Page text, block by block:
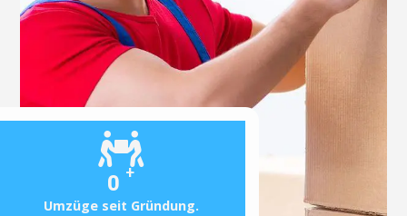
0 +
Umzüge seit Gründung.